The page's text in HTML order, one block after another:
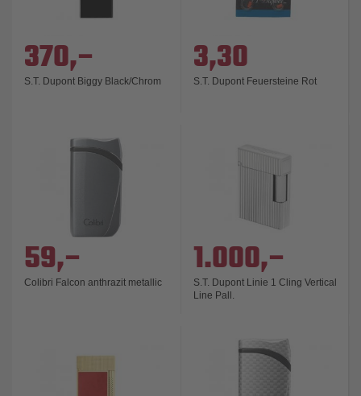
370,–
S.T. Dupont Biggy Black/Chrom 3,30
S.T. Dupont Feuersteine Rot
59,–
Colibri Falcon anthrazit metallic 1.000,–
S.T. Dupont Linie 1 Cling Vertical
Line Pall.